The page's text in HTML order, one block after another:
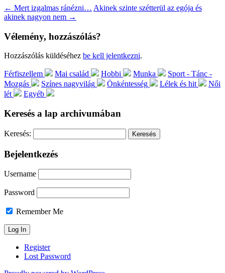
← Mert izgalmas ránézni… Akinek szinte szétterül az egója és
akinek nagyon nem →
Vélemény, hozzászólás?
Hozzászólás küldéséhez be kell jelentkezni.
Férfiszellem Mai család Hobbi Munka
Sport - Tánc -
Mozgás
Színes nagyvilág Önkéntesség Lélek és hit
Női
lét
Egyéb
Keresés a lap archivumában
Keresés:
Bejelentkezés
Username
Password
Remember Me
Register
Lost Password